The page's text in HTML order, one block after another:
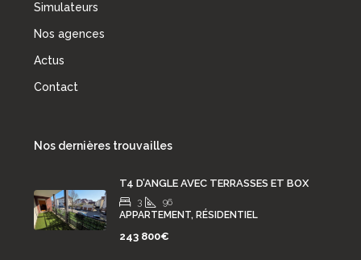
Simulateurs
Nos agences
Actus
Contact
Nos dernières trouvailles
T4 D’ANGLE AVEC TERRASSES ET BOX
3
96
APPARTEMENT, RÉSIDENTIEL
243 800€